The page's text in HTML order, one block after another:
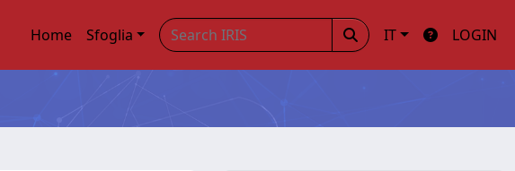
Home Sfoglia IT LOGIN